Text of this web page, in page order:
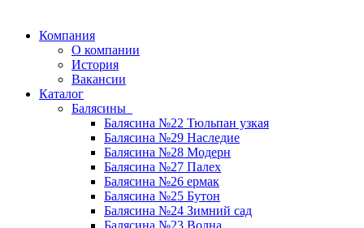
Компания
О компании
История
Вакансии
Каталог
Балясины
Балясина №22 Тюльпан узкая
Балясина №29 Наследие
Балясина №28 Модерн
Балясина №27 Палех
Балясина №26 ермак
Балясина №25 Бутон
Балясина №24 Зимний сад
Балясина №23 Волна